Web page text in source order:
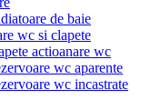
de baie
wc si clapete
actioanare wc
wc aparente
wc incastrate